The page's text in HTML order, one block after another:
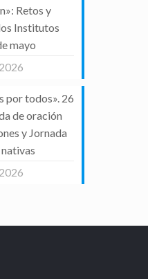
Retos y
Institutos
mayo
por todos». 26
de oración
y Jornada